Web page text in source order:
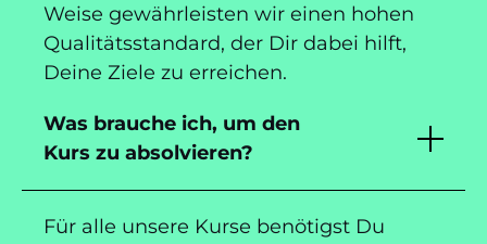
Weise gewährleisten wir einen hohen
Qualitätsstandard, der Dir dabei hilft,
Deine Ziele zu erreichen.
Was brauche ich, um den
Kurs zu absolvieren?
Für alle unsere Kurse benötigst Du